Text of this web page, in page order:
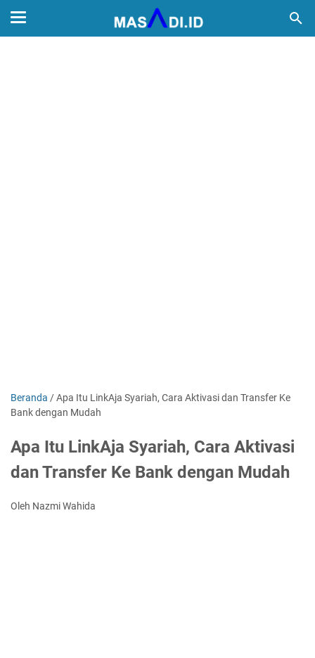
Beranda /Apa Itu LinkAja Syariah, Cara Aktivasi dan Transfer Ke
Bank dengan Mudah
Apa Itu LinkAja Syariah, Cara Aktivasi
dan Transfer Ke Bank dengan Mudah
Oleh Nazmi Wahida